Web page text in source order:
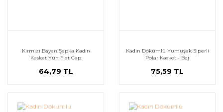
Kırmızı Bayan Şapka Kadın
Kasket Yün Flat Cap
64,79 TL
Kadın Dökümlü Yumuşak Siperli
Polar Kasket - Bej
75,59 TL